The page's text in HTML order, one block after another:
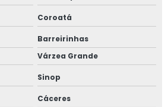
Coroatá
Barreirinhas
Várzea Grande
Sinop
Cáceres